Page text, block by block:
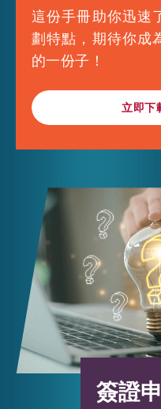
這份手冊助你迅速
劃特點，期待你成
的一份子！
立即下
立即下
簽證